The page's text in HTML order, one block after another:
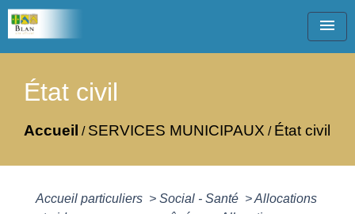
menu
État civil
Accueil / SERVICES MUNICIPAUX / État civil
Accueil particuliers > Social - Santé >Allocations